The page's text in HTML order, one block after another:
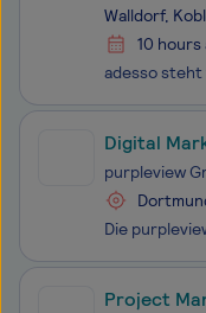
Walldorf,
10 hours
Digital
purpleview
Project